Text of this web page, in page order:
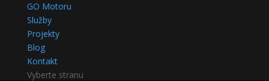
GO Motoru
Služby
Projekty
Blog
Kontakt
Vyberte stranu